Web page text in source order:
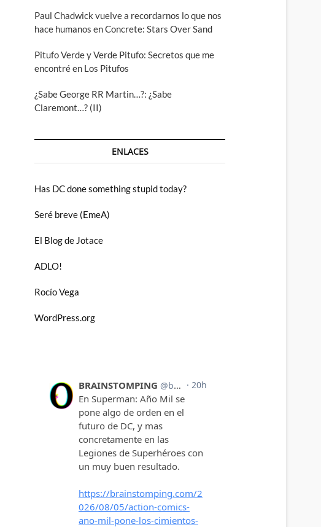
Paul Chadwick vuelve a recordarnos lo que nos
hace humanos en Concrete: Stars Over Sand
Pitufo Verde y Verde Pitufo: Secretos que me
encontré en Los Pitufos
¿Sabe George RR Martin…?: ¿Sabe
Claremont…? (II)
ENLACES
Has DC done something stupid today?
Seré breve (EmeA)
El Blog de Jotace
ADLO!
Rocío Vega
WordPress.org